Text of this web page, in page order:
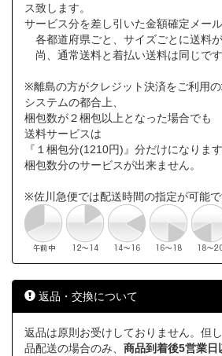
ス致します。
サービス分を差し引いた金額確定メール
各都道府県ごと、サイズごとに送料が
尚、通常送料と着払い送料は同じです
※離島の方がクレジット決済をご利用
システムの都合上、
梱包数が２梱包以上となった場合でも
送料サービスは
『１梱包分(1210円)』分だけになります
梱包数分のサービスが出来ません。
※佐川急便では配送時間の指定が可能で
返品・交換について
返品は原則お受けしておりません。但
品配送の場合のみ、 商品到着後5営業日